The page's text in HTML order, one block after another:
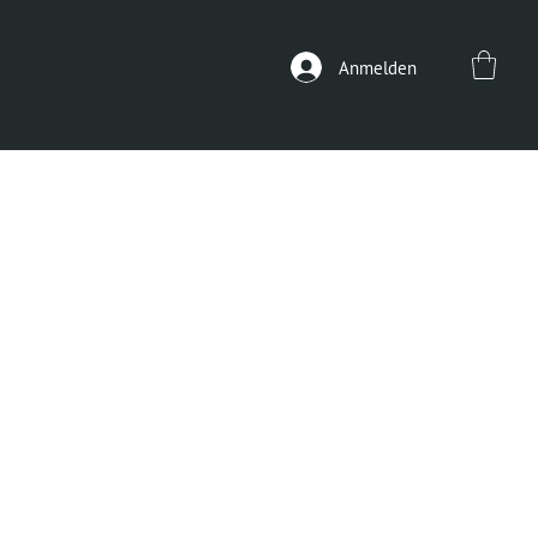
Anmelden